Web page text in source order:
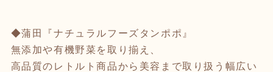
◆蒲田『ナチュラルフーズタンポポ』
無添加や有機野菜を取り揃え、
高品質のレトルト商品から美容まで取り扱う幅広い